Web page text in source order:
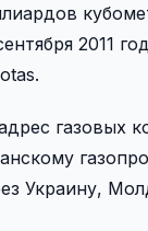
2011
газовых
Украину,